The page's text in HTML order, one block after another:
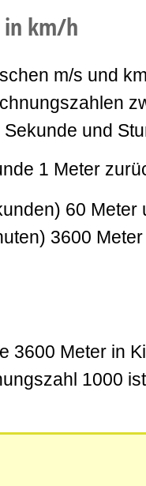
in km/h
m/s und
und
1 Meter
60 Meter
3600
3600 Meter in
1000